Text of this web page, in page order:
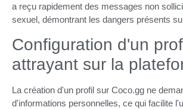
a reçu rapidement des messages non
sexuel, démontrant les dangers présents
Configuration d'un
attrayant sur la
La création d'un profil sur Coco.gg ne
d'informations personnelles, ce qui facilite